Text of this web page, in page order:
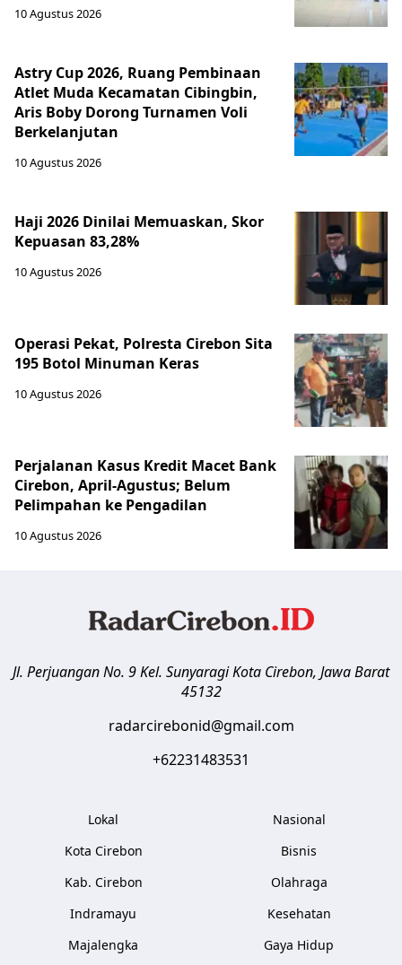
10 Agustus 2026
Astry Cup 2026, Ruang Pembinaan
Atlet Muda Kecamatan Cibingbin,
Aris Boby Dorong Turnamen Voli
Berkelanjutan
10 Agustus 2026
Haji 2026 Dinilai Memuaskan, Skor
Kepuasan 83,28%
10 Agustus 2026
Operasi Pekat, Polresta Cirebon Sita
195 Botol Minuman Keras
10 Agustus 2026
Perjalanan Kasus Kredit Macet Bank
Cirebon, April-Agustus; Belum
Pelimpahan ke Pengadilan
10 Agustus 2026
Jl. Perjuangan No. 9 Kel. SunyaragiKota Cirebon, Jawa Barat
45132
radarcirebonid@gmail.com
+62231483531
Lokal
Kota Cirebon
Kab. Cirebon
Indramayu
Majalengka
Nasional
Bisnis
Olahraga
Kesehatan
Gaya Hidup